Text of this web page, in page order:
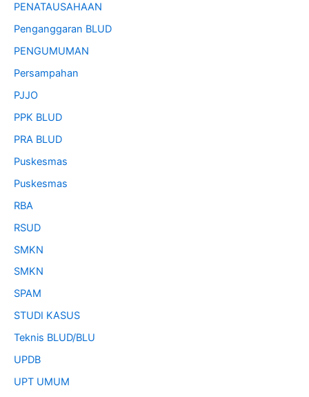
PENATAUSAHAAN
Penganggaran BLUD
PENGUMUMAN
Persampahan
PJJO
PPK BLUD
PRA BLUD
Puskesmas
Puskesmas
RBA
RSUD
SMKN
SMKN
SPAM
STUDI KASUS
Teknis BLUD/BLU
UPDB
UPT UMUM